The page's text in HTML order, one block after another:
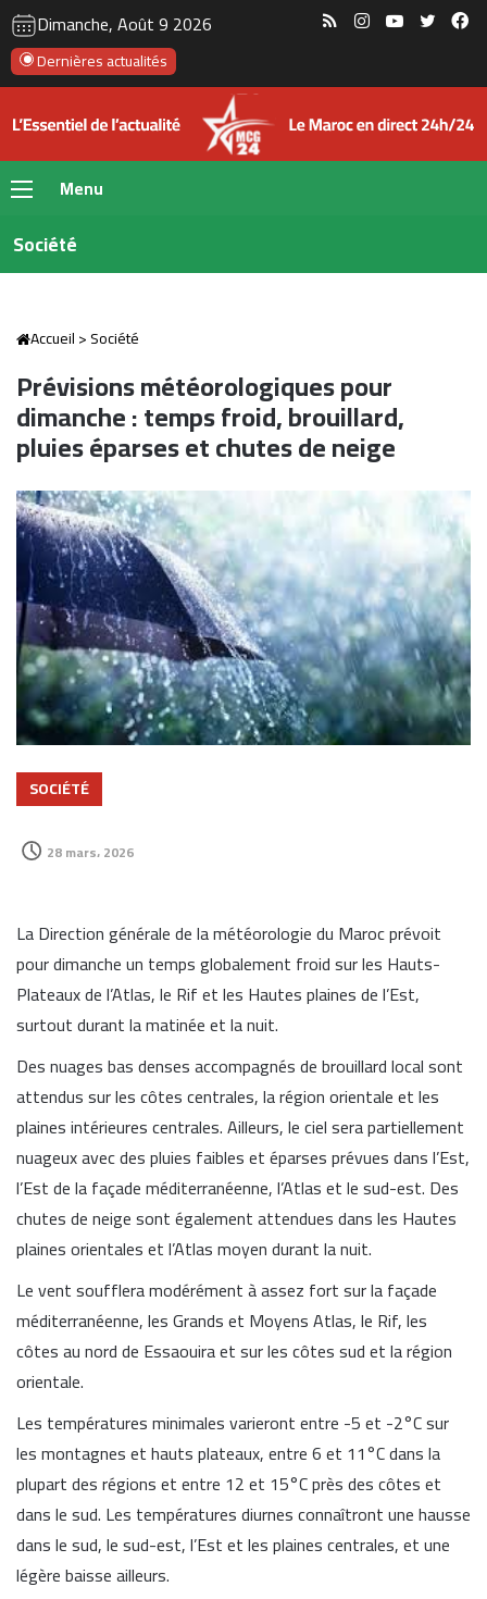
Dimanche, Août 9 2026 RSS InstagramYouTube
Dernières actualités
Menu
Société
Accueil>Société
Prévisions météorologiques pour
dimanche : temps froid, brouillard,
pluies éparses et chutes de neige
SOCIÉTÉ
28 mars، 2026
LaDirection générale de la météorologie du Marocprévoit
pour dimanche un temps globalement froid sur les Hauts-
Plateaux de l’Atlas, le Rifet les Hautes plaines de l’Est,
surtout durant la matinée et la nuit.
Desnuages basdenses accompagnés de brouillard local sont
attendus sur les côtes centrales, la région orientale et les
plaines intérieures centrales. Ailleurs, le ciel sera partiellement
nuageux avec des pluies faibles et éparses prévues dans l’Est,
l’Est de la façade méditerranéenne, l’Atlas et le sud-est. Des
chutes de neige sont également attendues dans les Hautes
plaines orientales et l’Atlas moyen durant la nuit.
Le vent soufflera modérément à assez fort sur la façade
méditerranéenne, lesGrands et Moyens Atlas, le Rif, les
côtes au nord de Essaouiraet sur les côtes sud et la région
orientale.
Les températures minimales varieront entre -5 et -2°C sur
les montagnes et hauts plateaux, entre 6 et 11°C dans la
plupart des régions et entre 12 et 15°C près des côtes et
dans le sud. Les températures diurnes connaîtront une hausse
dans le sud, le sud-est, l’Est et les plaines centrales, et une
légère baisse ailleurs.